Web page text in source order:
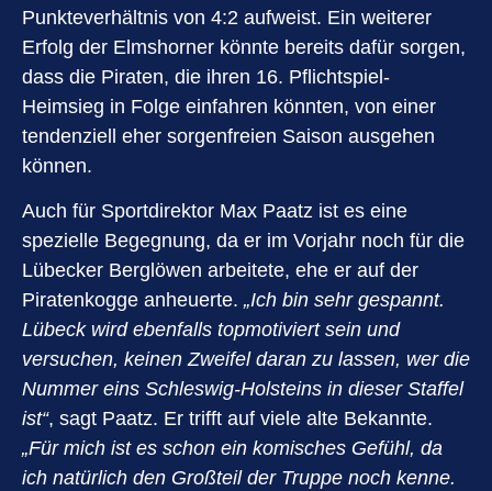
Punkteverhältnis von 4:2 aufweist. Ein weiterer
Erfolg der Elmshorner könnte bereits dafür sorgen,
dass die Piraten, die ihren 16. Pflichtspiel-
Heimsieg in Folge einfahren könnten, von einer
tendenziell eher sorgenfreien Saison ausgehen
können.
Auch für Sportdirektor Max Paatz ist es eine
spezielle Begegnung, da er im Vorjahr noch für die
Lübecker Berglöwen arbeitete, ehe er auf der
Piratenkogge anheuerte. „Ich bin sehr gespannt.
Lübeck wird ebenfalls topmotiviert sein und
versuchen, keinen Zweifel daran zu lassen, wer die
Nummer eins Schleswig-Holsteins in dieser Staffel
ist“, sagt Paatz. Er trifft auf viele alte Bekannte.
„Für mich ist es schon ein komisches Gefühl, da
ich natürlich den Großteil der Truppe noch kenne.